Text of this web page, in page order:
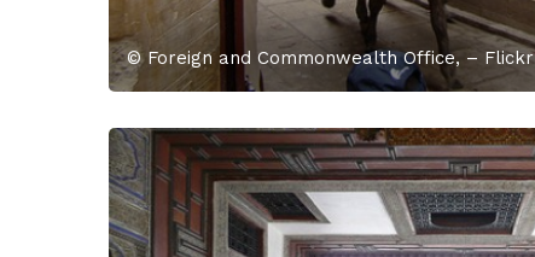
© Foreign and Commonwealth Office, – Flickr